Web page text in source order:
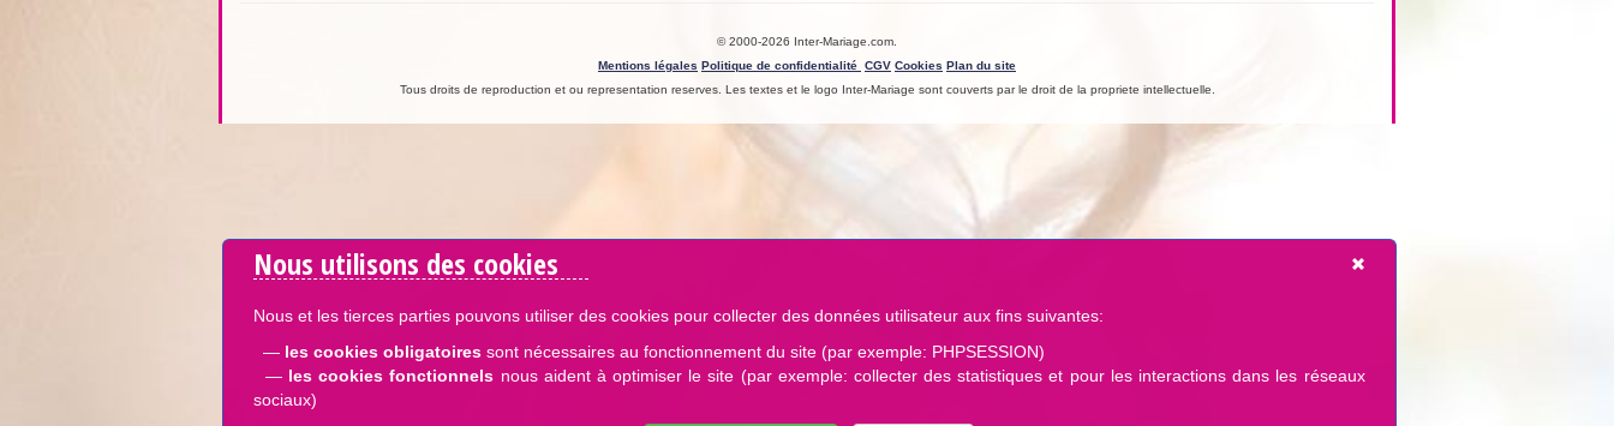
© 2000-2026 Inter-Mariage.com.
Mentions légales Politique de confidentialité CGV Cookies Plan du site
Tous droits de reproduction et ou representation reserves. Les textes et le logo Inter-Mariage sont couverts par le droit de la propriete intellectuelle.
Nous utilisons des cookies
Nous et les tierces parties pouvons utiliser des cookies pour collecter des données utilisateur aux fins suivantes:
— les cookies obligatoiressont nécessaires au fonctionnement du site (par exemple: PHPSESSION)
— les cookies fonctionnels nous aident à optimiser le site (par exemple: collecter des statistiques et pour les interactions dans les réseaux
sociaux)